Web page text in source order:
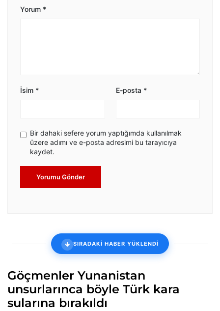
Yorum *
İsim * E-posta *
Bir dahaki sefere yorum yaptığımda kullanılmak
üzere adımı ve e-posta adresimi bu tarayıcıya
kaydet.
Yorumu Gönder
SIRADAKİ HABER YÜKLENDİ
Göçmenler Yunanistan
unsurlarınca böyle Türk kara
sularına bırakıldı